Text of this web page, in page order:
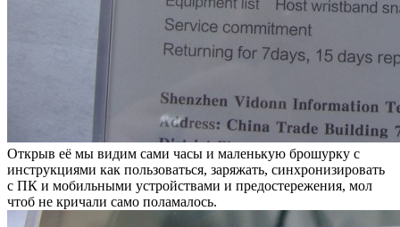
Открыв её мы видим сами часы и маленькую брошурку с
инструкциями как пользоваться, заряжать, синхронизировать
с ПК и мобильными устройствами и предостережения, мол
чтоб не кричали само поламалось.